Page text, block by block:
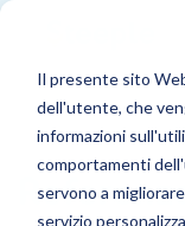
Il presente sito
dell'utente, che
informazioni
comportamenti
servono a
servizio
Soluzione
Clienti
Prezzi